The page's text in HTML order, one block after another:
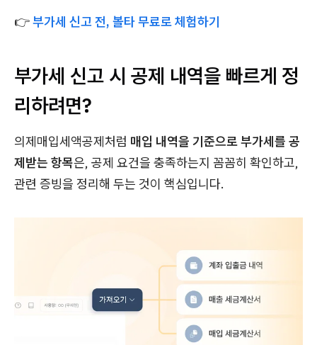
👉부가세 신고 전, 볼타 무료로 체험하기
부가세 신고 시 공제 내역을 빠르게 정
리하려면?
의제매입세액공제처럼 매입 내역을 기준으로 부가세를 공
제받는 항목은, 공제 요건을 충족하는지 꼼꼼히 확인하고,
관련 증빙을 정리해 두는 것이 핵심입니다.